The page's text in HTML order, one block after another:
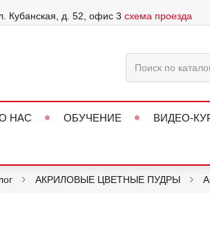
Кубанская, д. 52, офис 3 схема проезда
НАС ОБУЧЕНИЕ ВИДЕО-
АКРИЛОВЫЕ ЦВЕТНЫЕ ПУДРЫ